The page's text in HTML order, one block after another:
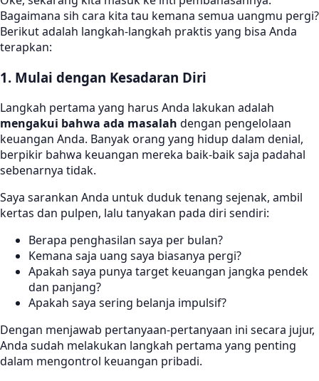
Bagaimana sih cara kita tau kemana semua uangmu pergi?
Berikut adalah langkah-langkah praktis yang bisa Anda
terapkan:
1. Mulai dengan Kesadaran Diri
Langkah pertama yang harus Anda lakukan adalah
mengakui bahwa ada masalah dengan pengelolaan
keuangan Anda. Banyak orang yang hidup dalam denial,
berpikir bahwa keuangan mereka baik-baik saja padahal
sebenarnya tidak.
Saya sarankan Anda untuk duduk tenang sejenak, ambil
kertas dan pulpen, lalu tanyakan pada diri sendiri:
Berapa penghasilan saya per bulan?
Kemana saja uang saya biasanya pergi?
Apakah saya punya target keuangan jangka pendek
dan panjang?
Apakah saya sering belanja impulsif?
Dengan menjawab pertanyaan-pertanyaan ini secara jujur,
Anda sudah melakukan langkah pertama yang penting
dalam mengontrol keuangan pribadi.